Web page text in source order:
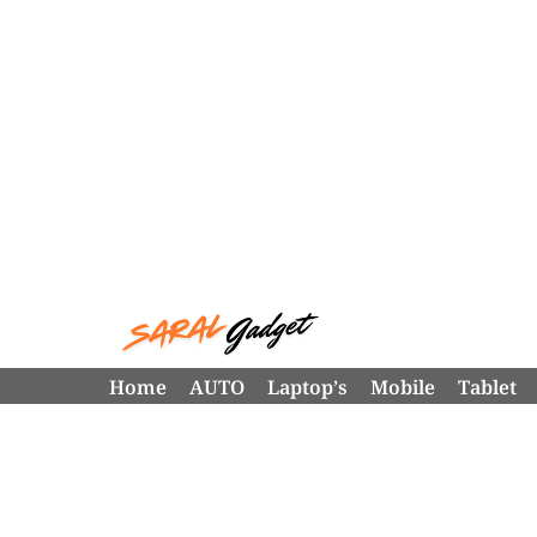
Home AUTO Laptop’s Mobile Tablet